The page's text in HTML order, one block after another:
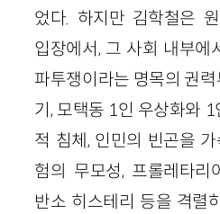
었다. 하지만 김학철은
입장에서, 그 사회 내부에
파투쟁이라는 명목의 권
기, 모택동 1인 우상화와
적 침체, 인민의 빈곤을
험의 무모성, 프롤레타리
반소 히스테리 등을 격렬